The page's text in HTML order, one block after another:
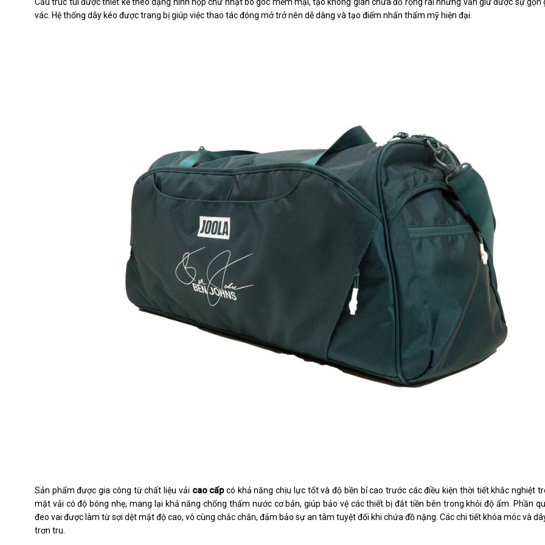
vác. Hệ thống dây kéo được trang bị giúp việc thao tác đóng mở trở nên dễ dàng và tạo điểm nhấn thẩm mỹ hiện đại.
Sản phẩm được gia công từ chất liệu vải cao cấpcó khả năng chịu lực tốt và độ bền bỉ cao trước các điều kiện thời tiết khắc nghiệt
mặt vải có độ bóng nhẹ, mang lại khả năng chống thấm nước cơ bản, giúp bảo vệ các thiết bị đắt tiền bên trong khỏi độ ẩm. Phần
đeo vai được làm từ sợi dệt mật độ cao, vô cùng chắc chắn, đảm bảo sự an tâm tuyệt đối khi chứa đồ nặng. Các chi tiết khóa móc và
trơn tru.